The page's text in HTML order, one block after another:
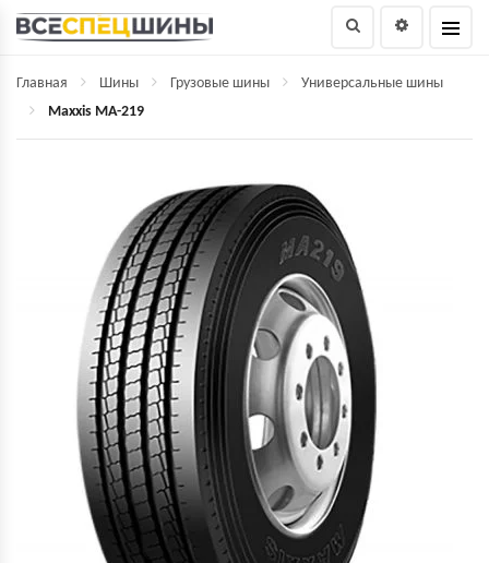
Главная Шины Грузовые шины
Универсальные шины
Maxxis MA-219